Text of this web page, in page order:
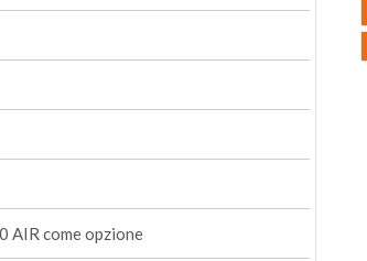
AIR come opzione